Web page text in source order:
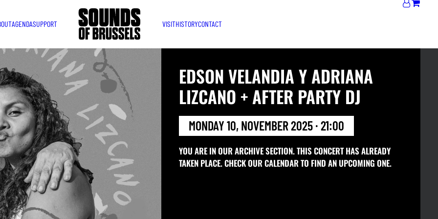
AGENDASUPPORT VISITHISTORYCONTACT
EDSON VELANDIA Y ADRIANA
LIZCANO + AFTER PARTY DJ
MONDAY 10, NOVEMBER 2025 · 21:00
YOU ARE IN OUR ARCHIVE SECTION. THIS CONCERT HAS ALREADY
TAKEN PLACE. CHECK OUR CALENDAR TO FIND AN UPCOMING ONE.